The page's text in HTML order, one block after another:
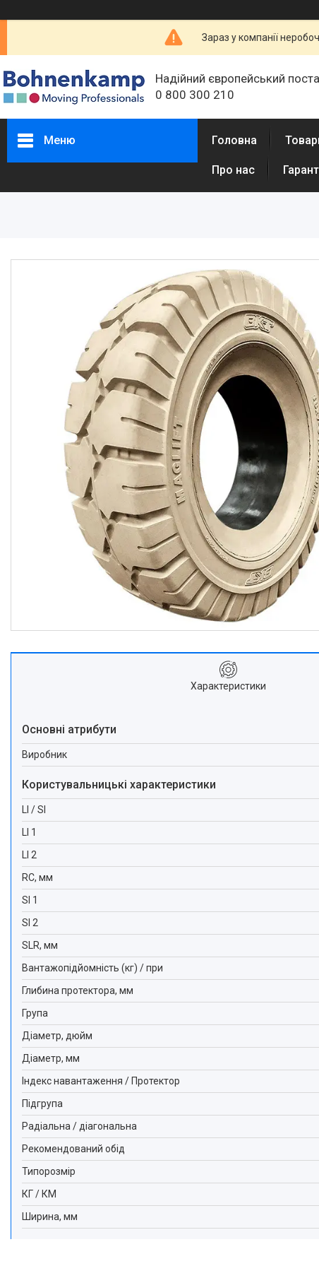
Зараз у компанії
Надійний європейський
0 800 300 210
Меню Головна
Про нас
Характеристики
Основні атрибути
Виробник
Користувальницькі характеристики
LI / SI
LI 1
LI 2
RC, мм
SI 1
SI 2
SLR, мм
Вантажопідйомність (кг) / при
Глибина протектора, мм
Група
Діаметр, дюйм
Діаметр, мм
Індекс навантаження / Протектор
Підгрупа
Радіальна / діагональна
Рекомендований обід
Типорозмір
КГ / КМ
Ширина, мм